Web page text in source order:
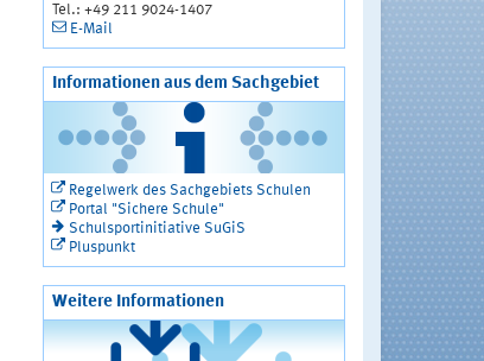
Tel.: +49 211 9024-1407
E-Mail
Informationen aus dem Sachgebiet
Regelwerk des Sachgebiets Schulen
Portal "Sichere Schule"
Schulsportinitiative SuGiS
Pluspunkt
Weitere Informationen